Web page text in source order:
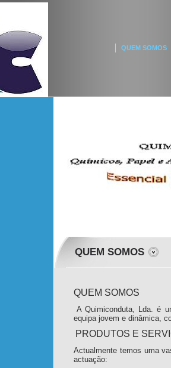
QUEM SOMOS
QUEM SOMOS
QUEM SOMOS
A Quimiconduta, Lda. é
equipa jovem e dinâmica,
PRODUTOS E
Actualmente temos uma
actuação: